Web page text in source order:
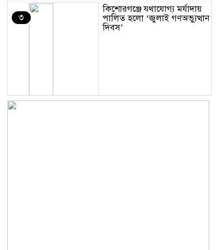
৩
কিশোরগঞ্জে যথাযোগ্য মর্যাদায়
পালিত হলো ‘জুলাই গণঅভ্যুত্থান
দিবস’